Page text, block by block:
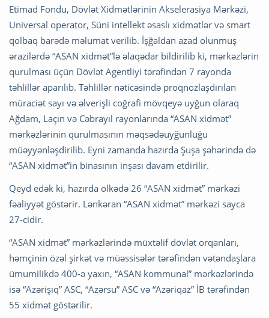
Etimad Fondu, Dövlət Xidmətlərinin Akselerasiya Mərkəzi,
Universal operator, Süni intellekt əsaslı xidmətlər və smart
qolbaq barədə məlumat verilib. İşğaldan azad olunmuş
ərazilərdə “ASAN xidmət”lə əlaqədar bildirilib ki, mərkəzlərin
qurulması üçün Dövlət Agentliyi tərəfindən 7 rayonda
təhlillər aparılıb. Təhlillər nəticəsində proqnozlaşdırılan
müraciət sayı və əlverişli coğrafi mövqeyə uyğun olaraq
Ağdam, Laçın və Cəbrayıl rayonlarında “ASAN xidmət”
mərkəzlərinin qurulmasının məqsədəuyğunluğu
müəyyənləşdirilib. Eyni zamanda hazırda Şuşa şəhərində də
“ASAN xidmət”in binasının inşası davam etdirilir.
Qeyd edək ki, hazırda ölkədə 26 “ASAN xidmət” mərkəzi
fəaliyyət göstərir. Lənkəran “ASAN xidmət” mərkəzi sayca
27-cidir.
“ASAN xidmət” mərkəzlərində müxtəlif dövlət orqanları,
həmçinin özəl şirkət və müəssisələr tərəfindən vətəndaşlara
ümumilikdə 400-ə yaxın, “ASAN kommunal” mərkəzlərində
isə “Azərişıq” ASC, “Azərsu” ASC və “Azəriqaz” İB tərəfindən
55 xidmət göstərilir.